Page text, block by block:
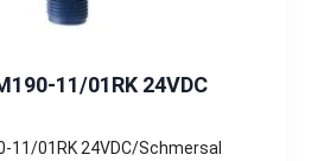
11/01RK 24VDC
11/01RK 24VDC/Schmersal